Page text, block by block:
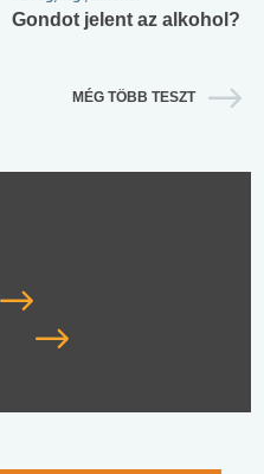
Gondot jelent az alkohol?
MÉG TÖBB TESZT